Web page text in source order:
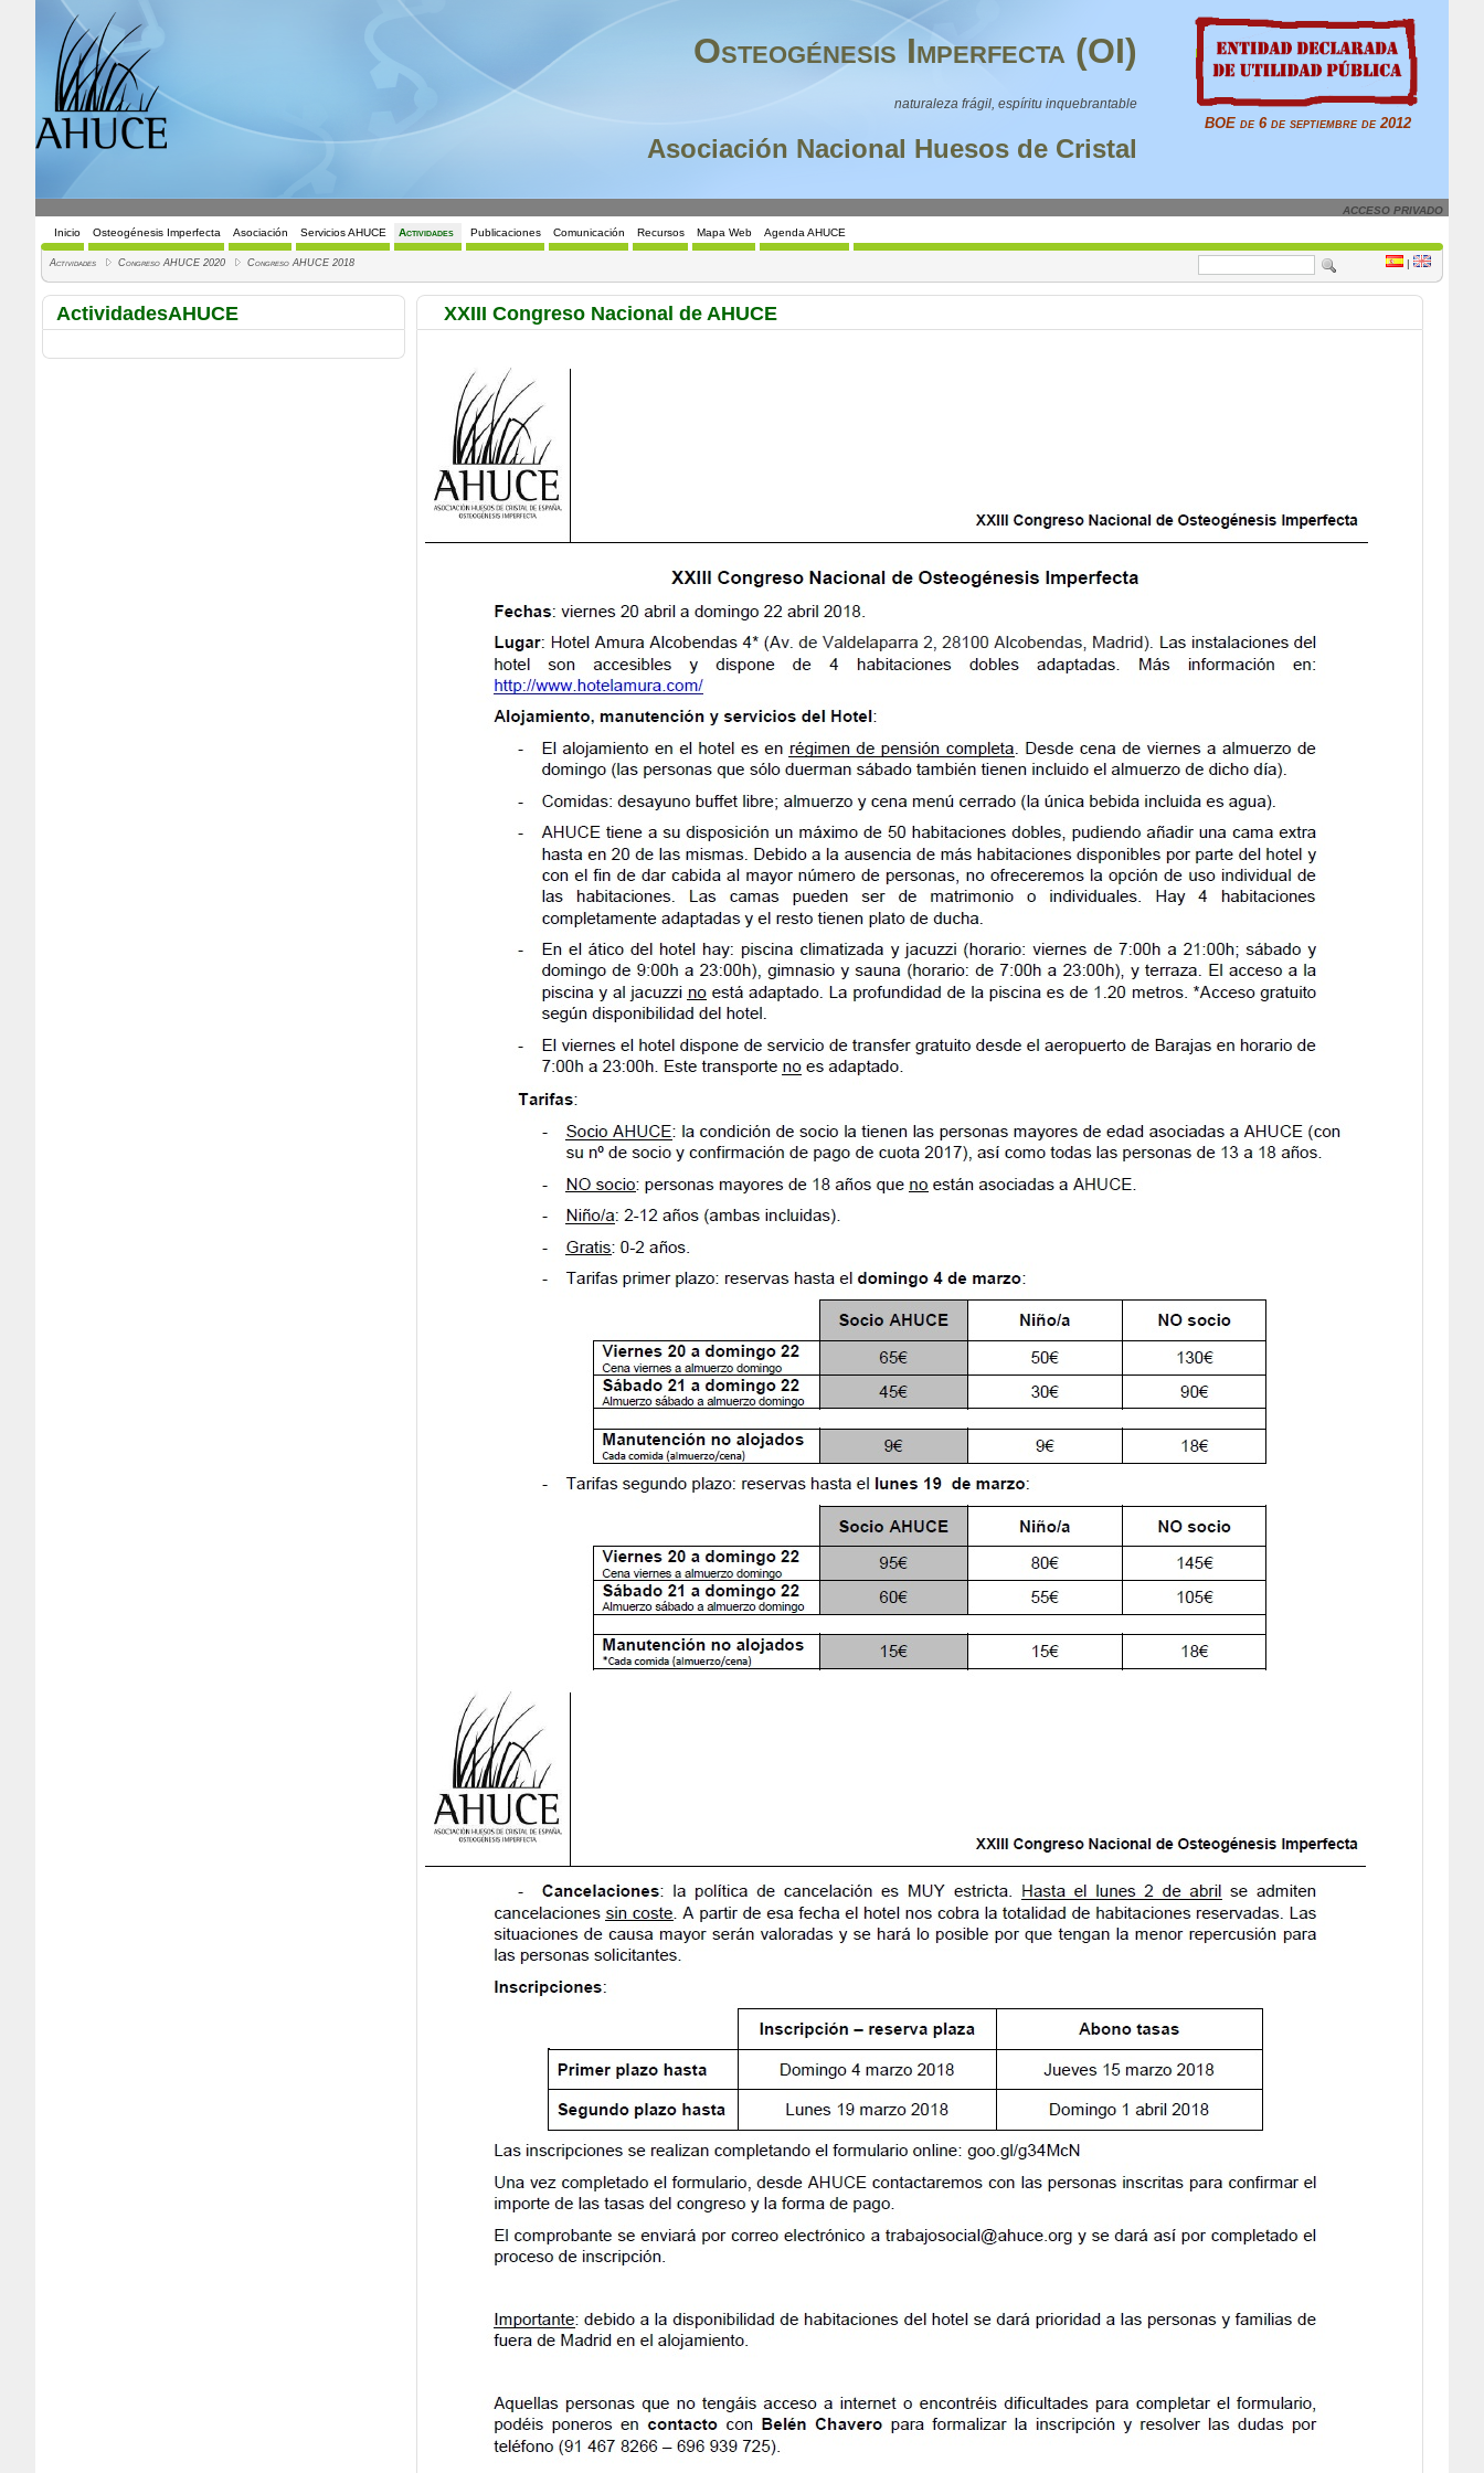
Osteogénesis Imperfecta (OI)
naturaleza frágil, espíritu inquebrantable
Asociación Nacional Huesos de Cristal
BOE de 6 de septiembre de 2012
ACCESO PRIVADO
Inicio
Osteogénesis Imperfecta Asociación Servicios AHUCE Actividades Publicaciones Comunicación Recursos Mapa Web Agenda AHUCE
Actividades Congreso AHUCE 2020 Congreso AHUCE 2018 |
ActividadesAHUCE XXIII Congreso Nacional de AHUCE